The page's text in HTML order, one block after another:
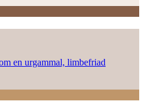
en urgammal, limbefriad